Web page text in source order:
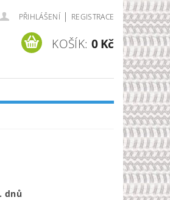
PŘIHLÁŠENÍ | REGISTRACE
KOŠÍK: 0 Kč
dnů